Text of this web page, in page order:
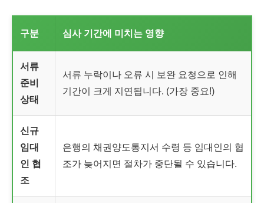
구분 심사 기간에 미치는 영향
서류
준비
상태
서류 누락이나 오류 시 보완 요청으로 인해
기간이 크게 지연됩니다. (가장 중요!)
신규
임대
인 협
조
은행의 채권양도통지서 수령 등 임대인의 협
조가 늦어지면 절차가 중단될 수 있습니다.